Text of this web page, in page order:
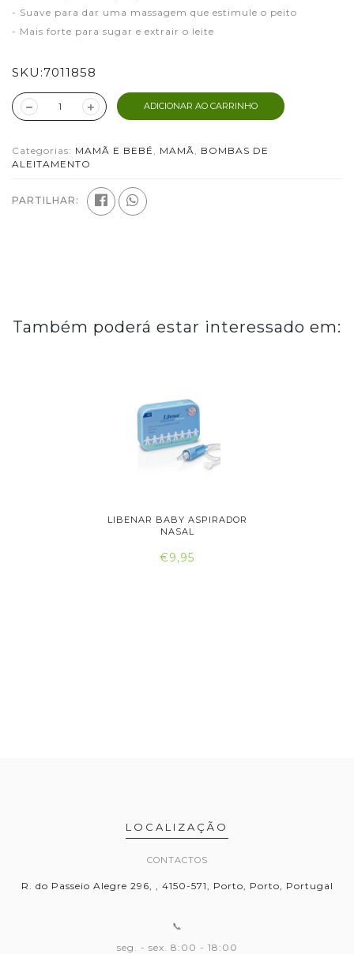
- Suave para dar uma massagem que estimule o peito
- Mais forte para sugar e extrair o leite
SKU:7011858
ADICIONAR AO CARRINHO
Categorias: MAMÃ E BEBÉ , MAMÃ, BOMBAS DE
ALEITAMENTO
PARTILHAR:
Também poderá estar interessado em:
LIBENAR BABY ASPIRADOR
NASAL
€9,95
LOCALIZAÇÃO
CONTACTOS
R. do Passeio Alegre 296, , 4150-571, Porto, Porto, Portugal
📞
seg. - sex. 8:00 - 18:00